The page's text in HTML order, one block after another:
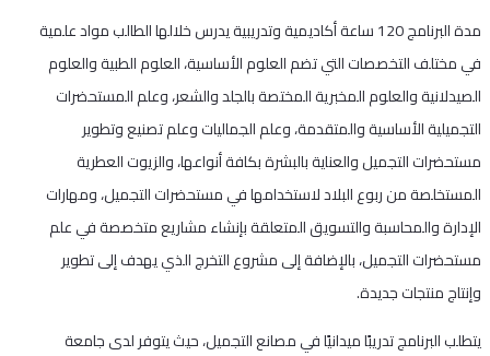
مدة البرنامج 120 ساعة أكاديمية وتدريبية يدرس خلالها الطالب مواد علمية
في مختلف التخصصات التي تضم العلوم الأساسية، العلوم الطبية والعلوم
الصيدلانية والعلوم المخبرية المختصة بالجلد والشعر، وعلم المستحضرات
التجميلية الأساسية والمتقدمة، وعلم الجماليات وعلم تصنيع وتطوير
مستحضرات التجميل والعناية بالبشرة بكافة أنواعها، والزيوت العطرية
المستخلصة من ربوع البلاد لاستخدامها في مستحضرات التجميل، ومهارات
الإدارة والمحاسبة والتسويق المتعلقة بإنشاء مشاريع متخصصة في علم
مستحضرات التجميل، بالإضافة إلى مشروع التخرج الذي يهدف إلى تطوير
وإنتاج منتجات جديدة.
يتطلب البرنامج تدريبًا ميدانيًا في مصانع التجميل، حيث يتوفر لدى جامعة